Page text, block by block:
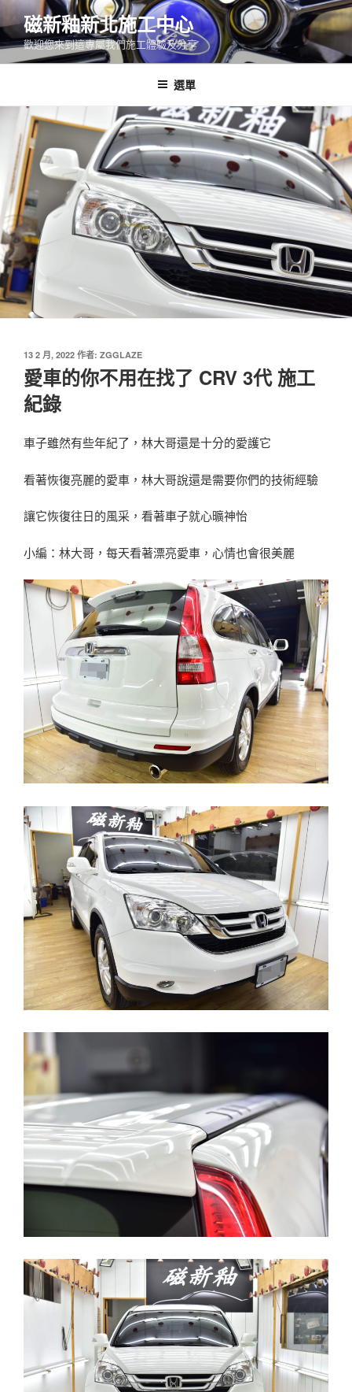
跳
至
主
要
容
磁新釉新北施工中心
歡迎您來到這專屬我們施工體驗及分享
選單
發
佈
於
13 2 月, 2022 作者: ZGGLAZE
愛車的你不用在找了 CRV 3代 施工
紀錄
車子雖然有些年紀了，林大哥還是十分的愛護它
看著恢復亮麗的愛車，林大哥說還是需要你們的技術經驗
讓它恢復往日的風采，看著車子就心曠神怡
小編：林大哥，每天看著漂亮愛車，心情也會很美麗